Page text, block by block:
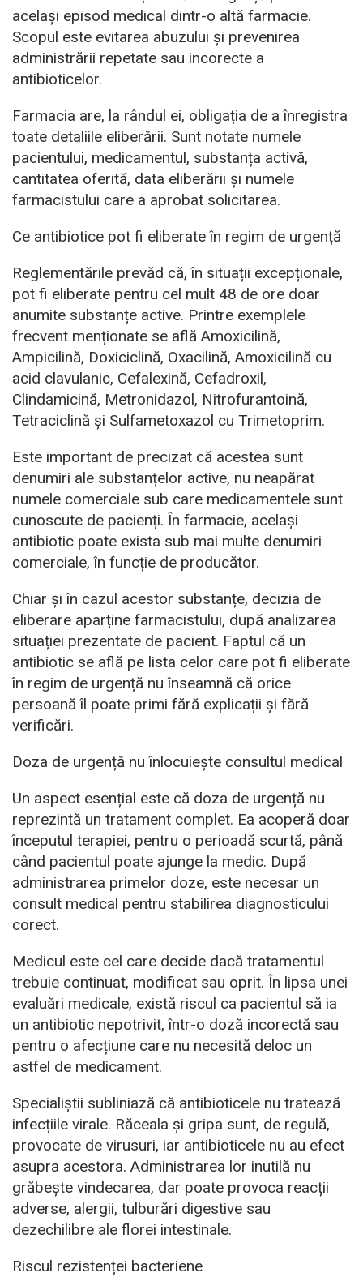
același episod medical dintr-o altă farmacie.
Scopul este evitarea abuzului și prevenirea
administrării repetate sau incorecte a
antibioticelor.
Farmacia are, la rândul ei, obligația de a înregistra
toate detaliile eliberării. Sunt notate numele
pacientului, medicamentul, substanța activă,
cantitatea oferită, data eliberării și numele
farmacistului care a aprobat solicitarea.
Ce antibiotice pot fi eliberate în regim de urgență
Reglementările prevăd că, în situații excepționale,
pot fi eliberate pentru cel mult 48 de ore doar
anumite substanțe active. Printre exemplele
frecvent menționate se află Amoxicilină,
Ampicilină, Doxiciclină, Oxacilină, Amoxicilină cu
acid clavulanic, Cefalexină, Cefadroxil,
Clindamicină, Metronidazol, Nitrofurantoină,
Tetraciclină și Sulfametoxazol cu Trimetoprim.
Este important de precizat că acestea sunt
denumiri ale substanțelor active, nu neapărat
numele comerciale sub care medicamentele sunt
cunoscute de pacienți. În farmacie, același
antibiotic poate exista sub mai multe denumiri
comerciale, în funcție de producător.
Chiar și în cazul acestor substanțe, decizia de
eliberare aparține farmacistului, după analizarea
situației prezentate de pacient. Faptul că un
antibiotic se află pe lista celor care pot fi eliberate
în regim de urgență nu înseamnă că orice
persoană îl poate primi fără explicații și fără
verificări.
Doza de urgență nu înlocuiește consultul medical
Un aspect esențial este că doza de urgență nu
reprezintă un tratament complet. Ea acoperă doar
începutul terapiei, pentru o perioadă scurtă, până
când pacientul poate ajunge la medic. După
administrarea primelor doze, este necesar un
consult medical pentru stabilirea diagnosticului
corect.
Medicul este cel care decide dacă tratamentul
trebuie continuat, modificat sau oprit. În lipsa unei
evaluări medicale, există riscul ca pacientul să ia
un antibiotic nepotrivit, într-o doză incorectă sau
pentru o afecțiune care nu necesită deloc un
astfel de medicament.
Specialiștii subliniază că antibioticele nu tratează
infecțiile virale. Răceala și gripa sunt, de regulă,
provocate de virusuri, iar antibioticele nu au efect
asupra acestora. Administrarea lor inutilă nu
grăbește vindecarea, dar poate provoca reacții
adverse, alergii, tulburări digestive sau
dezechilibre ale florei intestinale.
Riscul rezistenței bacteriene